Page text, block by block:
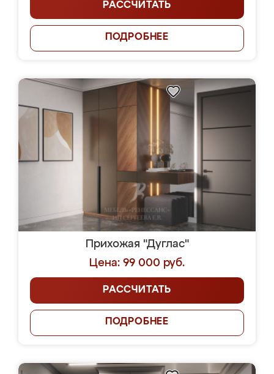
РАССЧИТАТЬ
ПОДРОБНЕЕ
Прихожая "Дуглас"
Цена: 99 000 руб.
РАССЧИТАТЬ
ПОДРОБНЕЕ